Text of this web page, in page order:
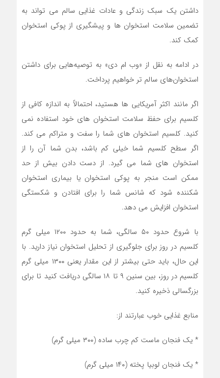
داشتن یک سبک زندگی و عادات غذایی سالم می تواند به
تضمین سلامت استخوان ها و پیشگیری از پوکی استخوان
کمک کند.
در ادامه به نقل از «وب ام دی» به توصیه‌هایی برای داشتن
استخوان‌های سالم تر خواهیم پرداخت.
اگر مانند اکثر آمریکایی ها هستید، احتمالاً به اندازه کافی از
کلسیم برای حفظ سلامت استخوان های خود استفاده نمی
کنید. کلسیم استخوان های شما را سفت و متراکم می کند.
اگر سطح کلسیم شما خیلی کم باشد، بدن شما آن را از
استخوان های شما می گیرد. از دست دادن بیش از حد
ممکن است منجر به پوکی استخوان یا بیماری استخوان
شکننده شود که شانس شما را برای افتادن و شکستگی
استخوان افزایش می دهد.
با شروع حدود ۵۰ سالگی، شما به حدود ۱۲۰۰ میلی گرم
کلسیم در روز برای جلوگیری از تحلیل استخوان نیاز دارید. با
این حال، باید حتی بیشتر از این مقدار یعنی ۱۳۰۰ میلی گرم
کلسیم در روز، بین سنین ۹ تا ۱۸ سالگی دریافت کنید تا برای
بزرگسالی ذخیره کنید.
منابع غذایی خوب عبارتند از:
* یک فنجان ماست کم چرب ساده (۳۰۰ میلی گرم)
* یک فنجان لوبیا پخته (۱۴۰ میلی گرم)